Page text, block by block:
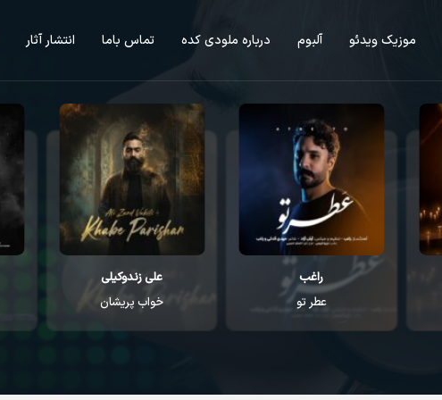
موزیک ویدئو آلبوم درباره ملودی کده تماس باما انتشار آثار
راغب
عطر تو
علی زندوکیلی
خواب پریشان